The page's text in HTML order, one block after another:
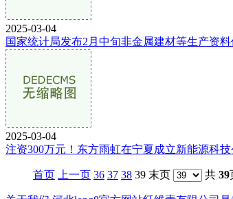
2025-03-04
国家统计局发布2月中旬非金属建材等生产资料
2025-03-04
注资300万元！东方雨虹在宁夏成立新能源科技
首页 上一页 36 37 38 39 末页 共 39